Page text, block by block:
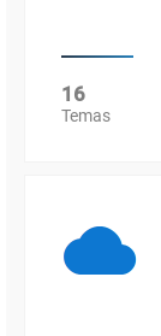
16
Temas